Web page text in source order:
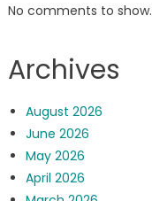
No comments to show.
Archives
August 2026
June 2026
May 2026
April 2026